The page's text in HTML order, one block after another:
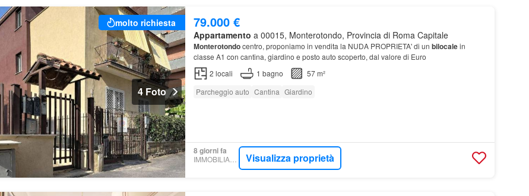
molto richiesta
4 Foto
79.000 €
Appartamento a 00015, Monterotondo, Provincia di Roma Capitale
Monterotondocentro, proponiamo in vendita la NUDA PROPRIETA' di un bilocalein
classe A1 con cantina, giardino e posto auto scoperto, dal valore di Euro
2 locali 1 bagno
57 m²
Parcheggio auto Cantina Giardino
8 giorni fa
IMMOBILIARE.IT Visualizza proprietà